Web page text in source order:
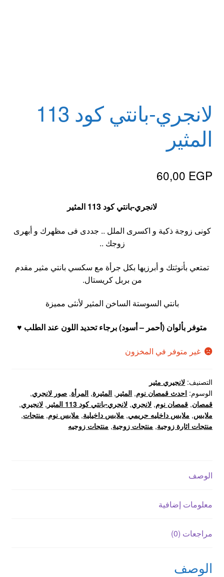
حسابي
زيوت مساج و نكهات للمداعبه
عروض
علاج سرعة القذف
منتجات خاصة بالزوجة
منتجات لاثارة الزوجه
لانجري-بانتي كود 113
المثير
60,00 EGP
لانجري-بانتي كود 113 المثير
كونى زوجة ذكية و اكسرى الملل .. جددى فى مظهرك و أبهرى
زوجك ..
تمتعي بأنوثتك و أبرزيها بكل جرأة مع سكسي بانتي مثير مقدم
من بربل كريستال.
بانتي السوستة الساخن المثير لأنثى مميزة
متوفر بألوان (أحمر – أسود) برجاء تحديد اللون عند الطلب ♥
غير متوفر في المخزون
التصنيف: لانجيري مثير
الوسوم: احدث قمصان نوم, المثير , المثيرة, المرأة, صور لانجري,
قمصان, قمصان نوم, لانجري, لانجري-بانتي كود 113 المثير , لانجيري,
ملابس, ملابس داخليه حريمي, ملابس داخيلية, ملابس نوم, منتجات,
منتجات اثارة زوجية, منتجات زوجية, منتجات زوجيه
الوصف
معلومات إضافية
مراجعات (0)
الوصف